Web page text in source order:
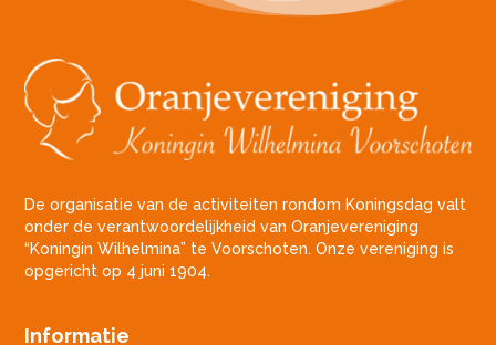
De organisatie van de activiteiten rondom Koningsdag valt
onder de verantwoordelijkheid van Oranjevereniging
“Koningin Wilhelmina” te Voorschoten. Onze vereniging is
opgericht op 4 juni 1904.
Informatie